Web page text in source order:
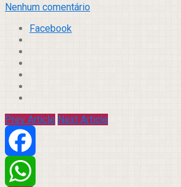
Nenhum comentário
Facebook
Prev Article Next Article
Facebook